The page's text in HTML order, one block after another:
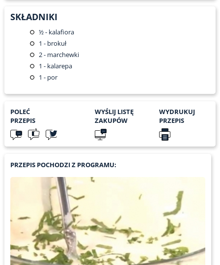
SKŁADNIKI
½- kalafiora
1 - brokuł
2- marchewki
1 - kalarepa
1 - por
POLEĆ
PRZEPIS
WYŚLIJ LISTĘ
ZAKUPÓW
WYDRUKUJ
PRZEPIS
PRZEPIS POCHODZI Z PROGRAMU: